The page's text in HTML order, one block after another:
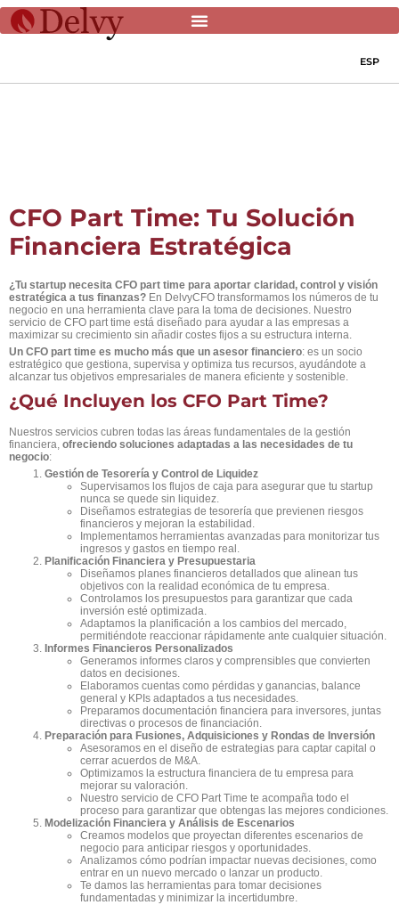
ESP
CFO Part Time: Tu Solución
Financiera Estratégica
¿Tu startup necesita CFO part time para aportar claridad, control y visión
estratégica a tus finanzas? En DelvyCFO transformamos los números de tu
negocio en una herramienta clave para la toma de decisiones. Nuestro
servicio de CFO part time está diseñado para ayudar a las empresas a
maximizar su crecimiento sin añadir costes fijos a su estructura interna.
Un CFO part time es mucho más que un asesor financiero: es un socio
estratégico que gestiona, supervisa y optimiza tus recursos, ayudándote a
alcanzar tus objetivos empresariales de manera eficiente y sostenible.
¿Qué Incluyen los CFO Part Time?
Nuestros servicios cubren todas las áreas fundamentales de la gestión
financiera, ofreciendo soluciones adaptadas a las necesidades de tu
negocio:
Gestión de Tesorería y Control de Liquidez
Supervisamos los flujos de caja para asegurar que tu startup
nunca se quede sin liquidez.
Diseñamos estrategias de tesorería que previenen riesgos
financieros y mejoran la estabilidad.
Implementamos herramientas avanzadas para monitorizar tus
ingresos y gastos en tiempo real.
Planificación Financiera y Presupuestaria
Diseñamos planes financieros detallados que alinean tus
objetivos con la realidad económica de tu empresa.
Controlamos los presupuestos para garantizar que cada
inversión esté optimizada.
Adaptamos la planificación a los cambios del mercado,
permitiéndote reaccionar rápidamente ante cualquier situación.
Informes Financieros Personalizados
Generamos informes claros y comprensibles que convierten
datos en decisiones.
Elaboramos cuentas como pérdidas y ganancias, balance
general y KPIs adaptados a tus necesidades.
Preparamos documentación financiera para inversores, juntas
directivas o procesos de financiación.
Preparación para Fusiones, Adquisiciones y Rondas de Inversión
Asesoramos en el diseño de estrategias para captar capital o
cerrar acuerdos de M&A.
Optimizamos la estructura financiera de tu empresa para
mejorar su valoración.
Nuestro servicio de CFO Part Time te acompaña todo el
proceso para garantizar que obtengas las mejores condiciones.
Modelización Financiera y Análisis de Escenarios
Creamos modelos que proyectan diferentes escenarios de
negocio para anticipar riesgos y oportunidades.
Analizamos cómo podrían impactar nuevas decisiones, como
entrar en un nuevo mercado o lanzar un producto.
Te damos las herramientas para tomar decisiones
fundamentadas y minimizar la incertidumbre.